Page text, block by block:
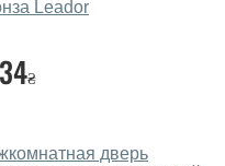
Leador
₴
дверь